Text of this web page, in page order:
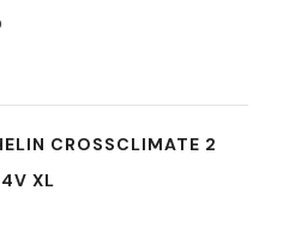
CROSSCLIMATE 2
XL